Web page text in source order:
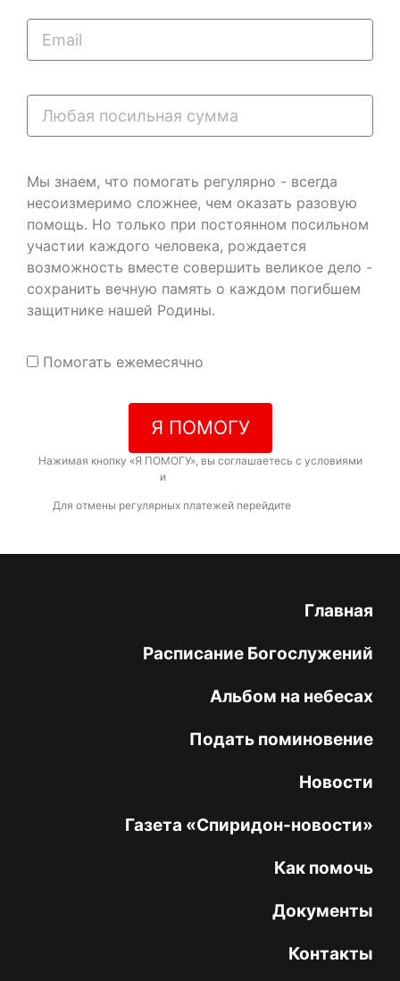
Мы знаем, что помогать регулярно - всегда
несоизмеримо сложнее, чем оказать разовую
помощь. Но только при постоянном посильном
участии каждого человека, рождается
возможность вместе совершить великое дело -
сохранить вечную память о каждом погибшем
защитнике нашей Родины.
Помогать ежемесячно
Я ПОМОГУ
Нажимая кнопку «Я ПОМОГУ», вы соглашаетесь с условиями
и
Для отмены регулярных платежей перейдите
Главная
Расписание Богослужений
Альбом на небесах
Подать поминовение
Новости
Газета «Спиридон-новости»
Как помочь
Документы
Контакты